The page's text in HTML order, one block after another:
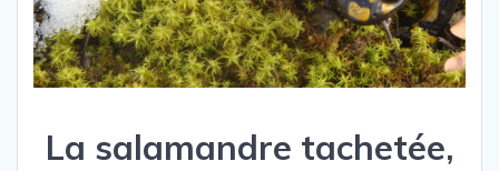
La salamandre tachetée,